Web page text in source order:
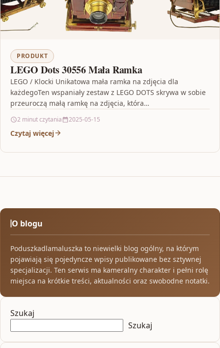
PRODUKT
LEGO Dots 30556 Mała Ramka
LEGO / Klocki Unikatowa mała ramka na zdjęcia dla
każdegoTen wspaniały zestaw z LEGO DOTS skrywa w sobie
przeuroczą małą ramkę na zdjęcia, która…
2 minut czytania 2025-05-15
Czytaj więcej
O blogu
Poduszkadlamaluszka to niewielki blog ogólny, na którym
pojawiają się pojedyncze wpisy publikowane bez sztywnej
specjalizacji. Ten serwis ma kameralny charakter i pełni rolę
miejsca na krótkie treści, aktualności oraz swobodne notatki.
Szukaj
Szukaj